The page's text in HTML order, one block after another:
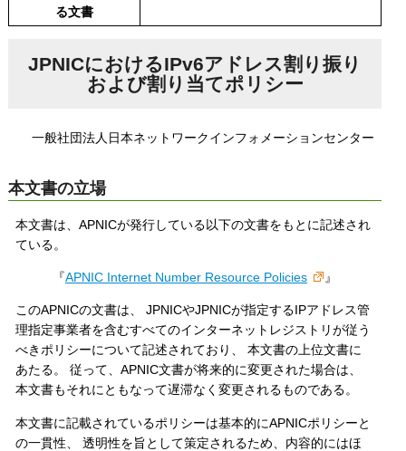
る文書
JPNICにおけるIPv6アドレス割り振り
および割り当てポリシー
一般社団法人日本ネットワークインフォメーションセンター
本文書の立場
本文書は、APNICが発行している以下の文書をもとに記述され
ている。
『APNIC Internet Number Resource Policies 』
このAPNICの文書は、 JPNICやJPNICが指定するIPアドレス管
理指定事業者を含むすべてのインターネットレジストリが従う
べきポリシーについて記述されており、 本文書の上位文書に
あたる。 従って、APNIC文書が将来的に変更された場合は、
本文書もそれにともなって遅滞なく変更されるものである。
本文書に記載されているポリシーは基本的にAPNICポリシーと
の一貫性、 透明性を旨として策定されるため、内容的にはほ